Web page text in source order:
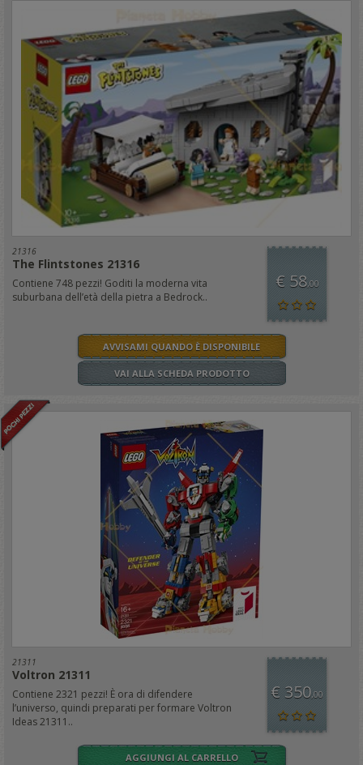
21316
The Flintstones 21316
Contiene 748 pezzi! Goditi la moderna vita
suburbana dell’età della pietra a Bedrock..
€ 58,00
AVVISAMI QUANDO È DISPONIBILE
VAI ALLA SCHEDA PRODOTTO
21311
Voltron 21311
Contiene 2321 pezzi! È ora di difendere
l’universo, quindi preparati per formare Voltron
Ideas 21311..
€ 350,00
AGGIUNGI AL CARRELLO